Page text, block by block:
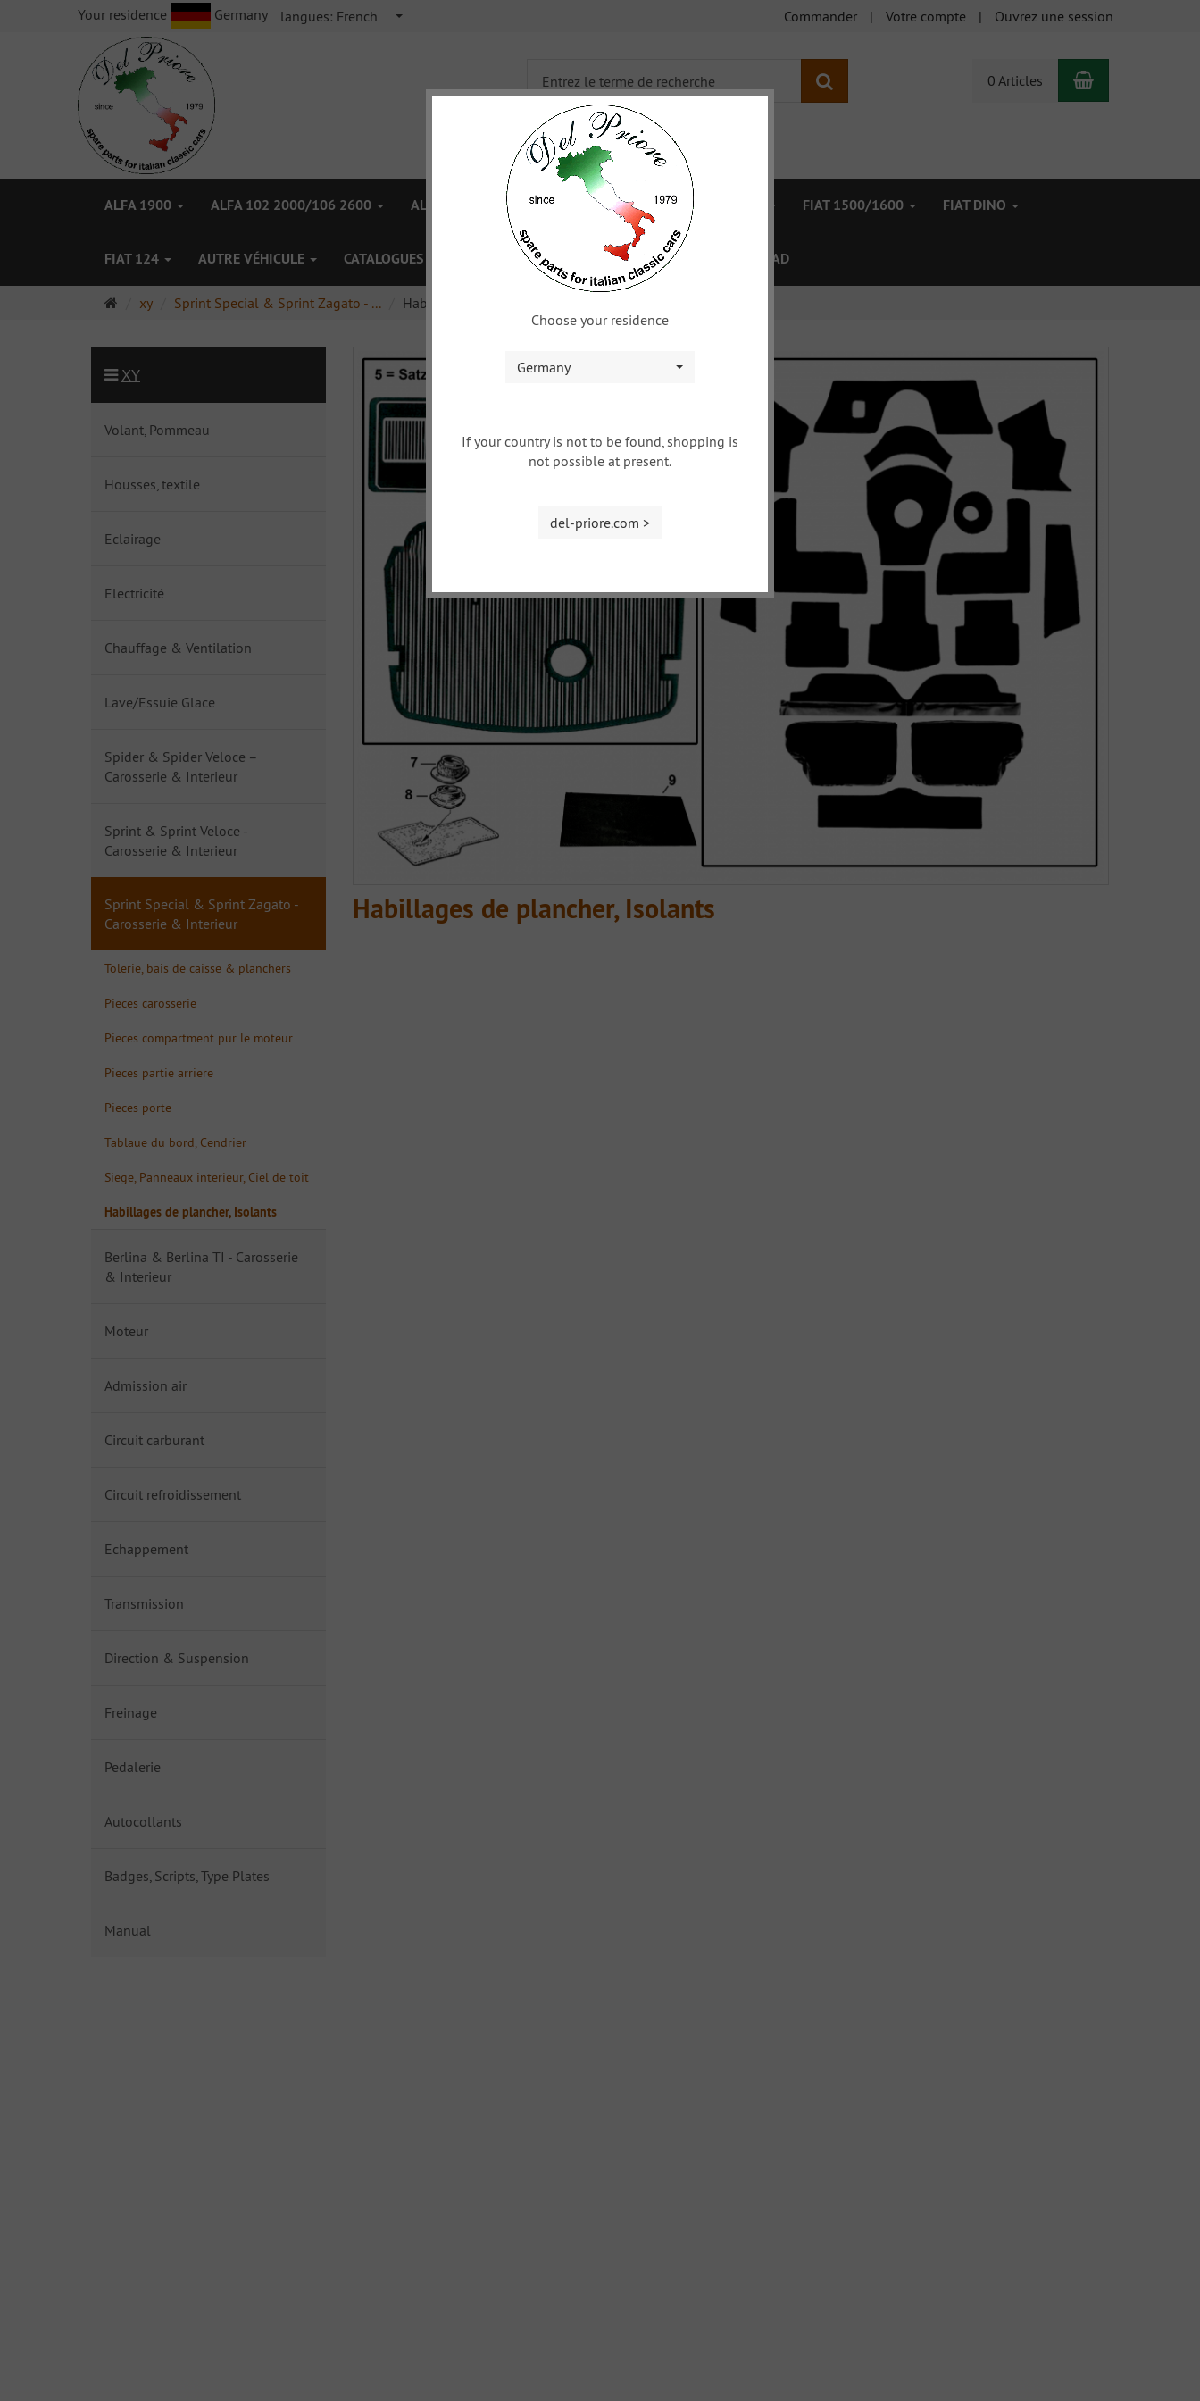
Your residence Germany langues: French Commander Votre compte Ouvrez une session
0 Articles Panier
ALFA 1900 ALFA 102 2000/106 2600 ALFA 750/101 ALFA 105/115 FIAT TOPOLINO FIAT 1500/1600 FIAT DINO
FIAT 124 AUTRE VÉHICULE CATALOGUES OFFRES SPÉCIAL COUPON XY DOWNLOAD
Pagexy Sprint Special & Sprint Zagato - ... Habillages de plancher, Isolants
Habillages de plancher, Isolants
XY
Volant, Pommeau
Housses, textile
Eclairage
Electricité
Chauffage & Ventilation
Lave/Essuie Glace
Spider & Spider Veloce –
Carosserie & Interieur
Sprint & Sprint Veloce -
Carosserie & Interieur
Sprint Special & Sprint Zagato -
Carosserie & Interieur
Tolerie, bais de caisse & planchers
Pieces carosserie
Pieces compartment pur le moteur
Pieces partie arriere
Pieces porte
Tablaue du bord, Cendrier
Siege, Panneaux interieur, Ciel de toit
Habillages de plancher, Isolants
Berlina & Berlina TI - Carosserie
& Interieur
Moteur
Admission air
Circuit carburant
Circuit refroidissement
Echappement
Transmission
Direction & Suspension
Freinage
Pedalerie
Autocollants
Badges, Scripts, Type Plates
Manual
Choose your residence
Germany
If your country is not to be found, shopping is
not possible at present.
del-priore.com >